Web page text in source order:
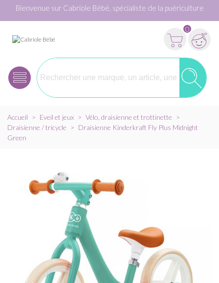
Bienvenue sur Cabriole Bébé, spécialiste de la puériculture
0
Accueil > Eveil et jeux > Vélo, draisienne et trottinette
>
Draisienne / tricycle
> Draisienne Kinderkraft Fly Plus Midnight
Green